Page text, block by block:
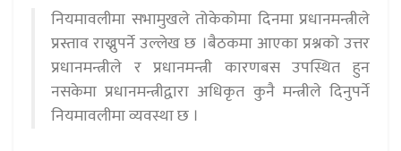
नियमावलीमा सभामुखले तोकेकोमा दिनमा प्रधानमन्त्रीले
प्रस्ताव राख्नुपर्ने उल्लेख छ ।बैठकमा आएका प्रश्नको उत्तर
प्रधानमन्त्रीले र प्रधानमन्त्री कारणबस उपस्थित हुन
नसकेमा प्रधानमन्त्रीद्वारा अधिकृत कुनै मन्त्रीले दिनुपर्ने
नियमावलीमा व्यवस्था छ ।